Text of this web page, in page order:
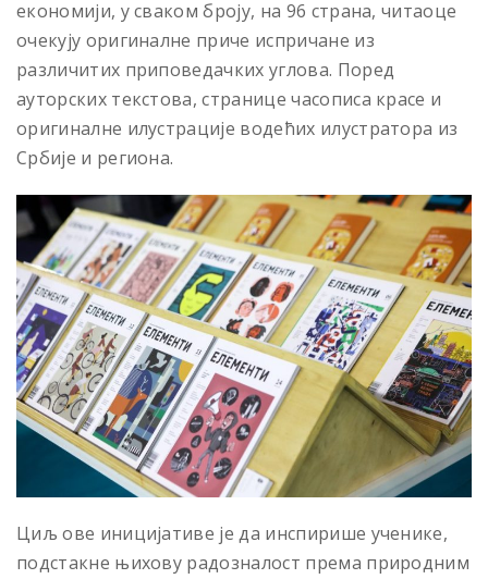
економији, у сваком броју, на 96 страна, читаоце
очекују оригиналне приче испричане из
различитих приповедачких углова. Поред
ауторских текстова, странице часописа красе и
оригиналне илустрације водећих илустратора из
Србије и региона.
Циљ ове иницијативе је да инспирише ученике,
подстакне њихову радозналост према природним